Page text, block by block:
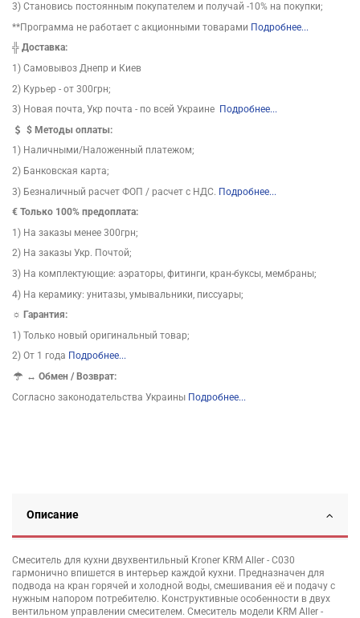
3) Становись постоянным покупателем и получай -10% на покупки;
**Программа не работает с акционными товарами Подробнее...
╬ Доставка:
1) Самовывоз Днепр и Киев
2) Курьер - от 300грн;
3) Новая почта, Укр почта - по всей Украине Подробнее...
$Методы оплаты:
1) Наличными/Наложенный платежом;
2) Банковская карта;
3) Безналичный расчет ФОП / расчет с НДС. Подробнее...
€ Только 100% предоплата:
1) На заказы менее 300грн;
2) На заказы Укр. Почтой;
3) На комплектующие: аэраторы, фитинги, кран-буксы, мембраны;
4) На керамику: унитазы, умывальники, писсуары;
☼ Гарантия:
1) Только новый оригинальный товар;
2) От 1 года Подробнее...
↔Обмен / Возврат:
Согласно законодательства Украины Подробнее...
Описание
Смеситель для кухни двухвентильный Kroner KRM Aller - C030
гармонично впишется в интерьер каждой кухни. Предназначен для
подвода на кран горячей и холодной воды, смешивания её и подачу с
нужным напором потребителю. Конструктивные особенности в двух
вентильном управлении смесителем. Смеситель модели KRM Aller -